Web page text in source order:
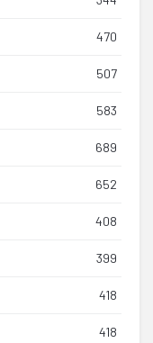
470
507
583
689
652
408
399
418
418